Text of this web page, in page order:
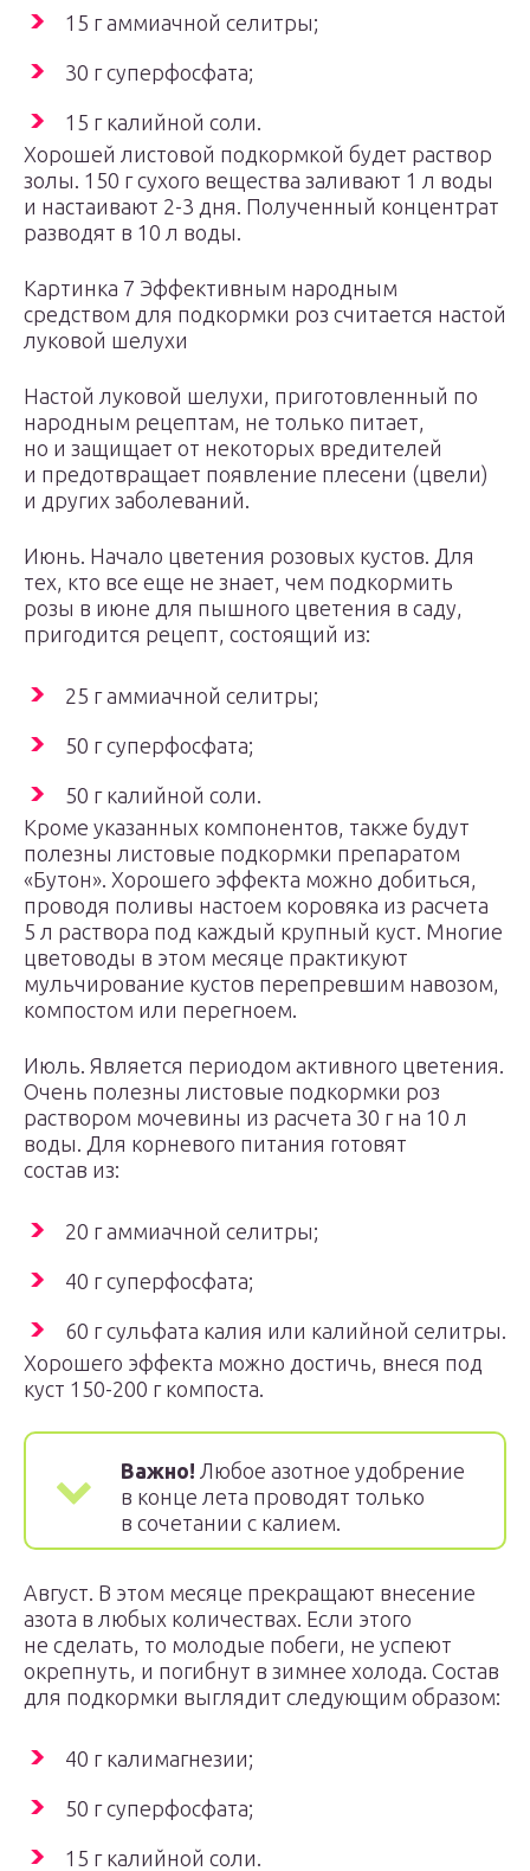
15 г аммиачной селитры;
30 г суперфосфата;
15 г калийной соли.
Хорошей листовой подкормкой будет раствор
золы. 150 г сухого вещества заливают 1 л воды
и настаивают 2-3 дня. Полученный концентрат
разводят в 10 л воды.
Картинка 7 Эффективным народным
средством для подкормки роз считается настой
луковой шелухи
Настой луковой шелухи, приготовленный по
народным рецептам, не только питает,
но и защищает от некоторых вредителей
и предотвращает появление плесени (цвели)
и других заболеваний.
Июнь. Начало цветения розовых кустов. Для
тех, кто все еще не знает, чем подкормить
розы в июне для пышного цветения в саду,
пригодится рецепт, состоящий из:
25 г аммиачной селитры;
50 г суперфосфата;
50 г калийной соли.
Кроме указанных компонентов, также будут
полезны листовые подкормки препаратом
«Бутон». Хорошего эффекта можно добиться,
проводя поливы настоем коровяка из расчета
5 л раствора под каждый крупный куст. Многие
цветоводы в этом месяце практикуют
мульчирование кустов перепревшим навозом,
компостом или перегноем.
Июль. Является периодом активного цветения.
Очень полезны листовые подкормки роз
раствором мочевины из расчета 30 г на 10 л
воды. Для корневого питания готовят
состав из:
20 г аммиачной селитры;
40 г суперфосфата;
60 г сульфата калия или калийной селитры.
Хорошего эффекта можно достичь, внеся под
куст 150-200 г компоста.
Важно! Любое азотное удобрение
в конце лета проводят только
в сочетании с калием.
Август. В этом месяце прекращают внесение
азота в любых количествах. Если этого
не сделать, то молодые побеги, не успеют
окрепнуть, и погибнут в зимнее холода. Состав
для подкормки выглядит следующим образом:
40 г калимагнезии;
50 г суперфосфата;
15 г калийной соли.